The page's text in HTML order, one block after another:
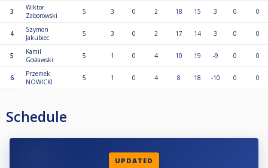
3
Wiktor
Zaborowski
5 3 0 2 18 15 3 0 0
4
Szymon
Jakubiec
5 3 0 2 17 14 3 0 0
5
Kamil
Gosławski
5 1 0 4 10 19 -9 0 0
6
Przemek
NOWICKI
5 1 0 4 8 18 -10 0 0
Schedule
UPDATED